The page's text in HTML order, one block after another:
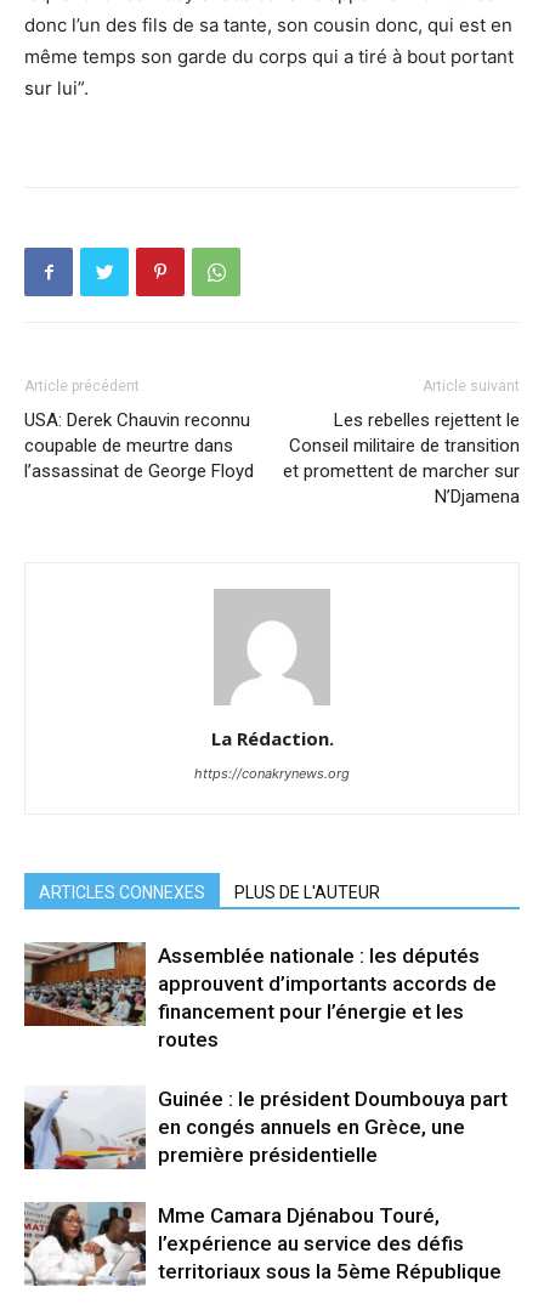
donc l’un des fils de sa tante, son cousin donc, qui est en
même temps son garde du corps qui a tiré à bout portant
sur lui”.
Article précédent
USA: Derek Chauvin reconnu
coupable de meurtre dans
l’assassinat de George Floyd
Article suivant
Les rebelles rejettent le
Conseil militaire de transition
et promettent de marcher sur
N’Djamena
La Rédaction.
https://conakrynews.org
ARTICLES CONNEXES PLUS DE L'AUTEUR
Assemblée nationale : les députés
approuvent d’importants accords de
financement pour l’énergie et les
routes
Guinée : le président Doumbouya part
en congés annuels en Grèce, une
première présidentielle
Mme Camara Djénabou Touré,
l’expérience au service des défis
territoriaux sous la 5ème République